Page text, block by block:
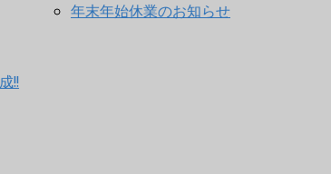
年末年始休業のお知らせ
!!